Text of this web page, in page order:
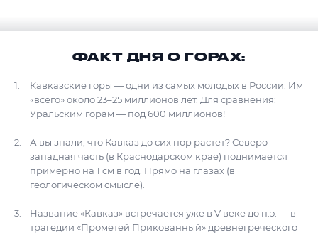
ФАКТ ДНЯ О ГОРАХ:
Кавказские горы — одни из самых молодых в России. Им
«всего» около 23–25 миллионов лет. Для сравнения:
Уральским горам — под 600 миллионов!
А вы знали, что Кавказ до сих пор растет? Северо-
западная часть (в Краснодарском крае) поднимается
примерно на 1 см в год. Прямо на глазах (в
геологическом смысле).
Название «Кавказ» встречается уже в V веке до н.э. — в
трагедии «Прометей Прикованный» древнегреческого